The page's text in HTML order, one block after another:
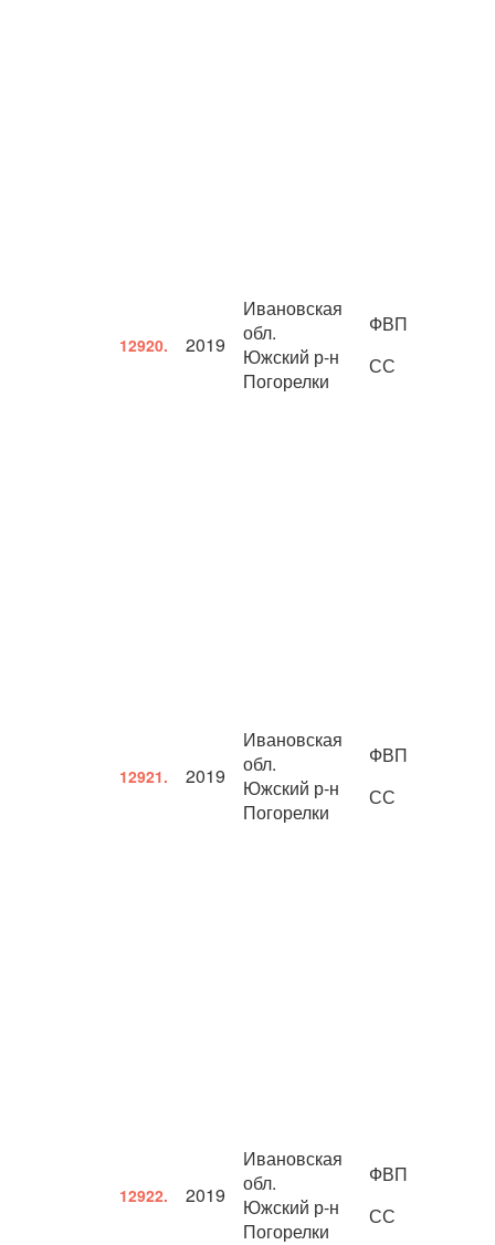
12920. 2019
Ивановская
обл.
Южский р-н
Погорелки
ФВП
СС
12921. 2019
Ивановская
обл.
Южский р-н
Погорелки
ФВП
СС
12922. 2019
Ивановская
обл.
Южский р-н
Погорелки
ФВП
СС